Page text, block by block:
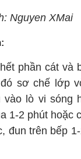
Nguyen XMai
phần cát và
sơ chế lớp
vào lò vi sóng
1-2 phút hoặc
đun trên bếp